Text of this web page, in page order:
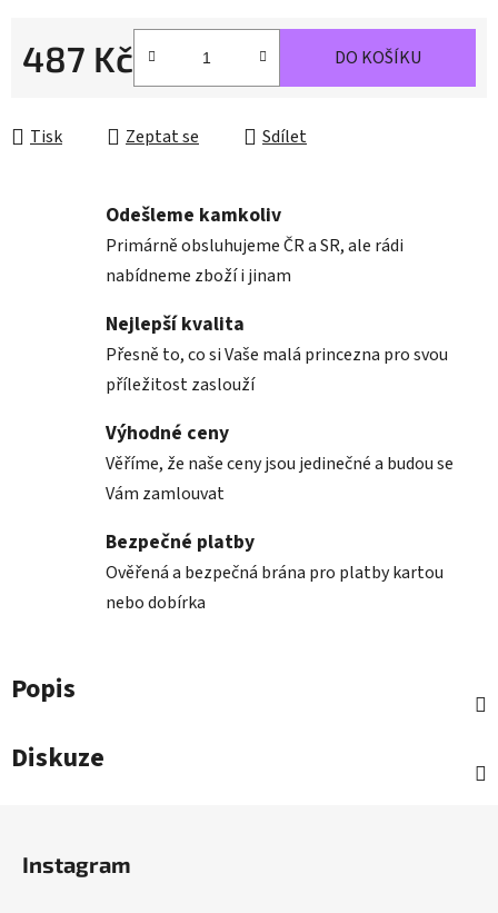
487 Kč DO KOŠÍKU
Tisk Zeptat se Sdílet
Odešleme kamkoliv
Primárně obsluhujeme ČR a SR, ale rádi
nabídneme zboží i jinam
Nejlepší kvalita
Přesně to, co si Vaše malá princezna pro svou
příležitost zaslouží
Výhodné ceny
Věříme, že naše ceny jsou jedinečné a budou se
Vám zamlouvat
Bezpečné platby
Ověřená a bezpečná brána pro platby kartou
nebo dobírka
Popis
Diskuze
Instagram